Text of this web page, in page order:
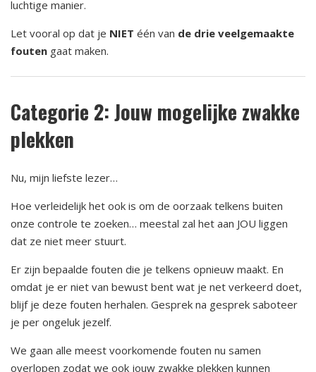
luchtige manier.
Let vooral op dat je NIET één van de drie veelgemaakte
fouten gaat maken.
Categorie 2: Jouw mogelijke zwakke
plekken
Nu, mijn liefste lezer…
Hoe verleidelijk het ook is om de oorzaak telkens buiten
onze controle te zoeken… meestal zal het aan JOU liggen
dat ze niet meer stuurt.
Er zijn bepaalde fouten die je telkens opnieuw maakt. En
omdat je er niet van bewust bent wat je net verkeerd doet,
blijf je deze fouten herhalen. Gesprek na gesprek saboteer
je per ongeluk jezelf.
We gaan alle meest voorkomende fouten nu samen
overlopen zodat we ook jouw zwakke plekken kunnen